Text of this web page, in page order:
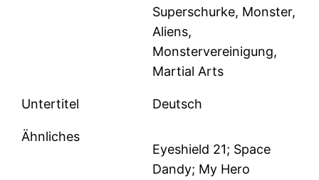
Superschurke, Monster,
Aliens,
Monstervereinigung,
Martial Arts
Untertitel Deutsch
Ähnliches
Eyeshield 21; Space
Dandy; My Hero